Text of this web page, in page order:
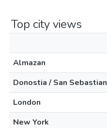
Top city views
Almazan
Donostia / San Sebastian
London
New York